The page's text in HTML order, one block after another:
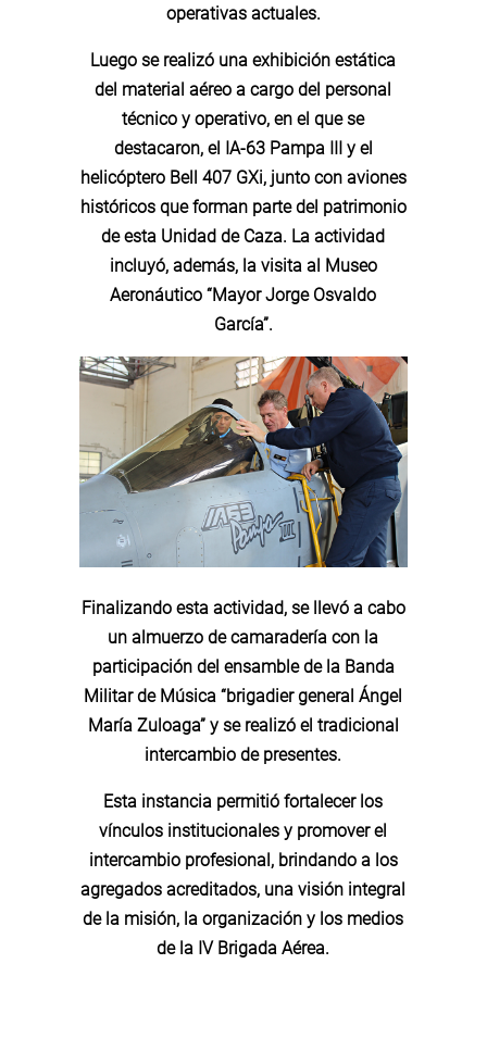
operativas actuales.
Luego se realizó una exhibición estática
del material aéreo a cargo del personal
técnico y operativo, en el que se
destacaron, el IA-63 Pampa III y el
helicóptero Bell 407 GXi, junto con aviones
históricos que forman parte del patrimonio
de esta Unidad de Caza. La actividad
incluyó, además, la visita al Museo
Aeronáutico “Mayor Jorge Osvaldo
García”.
Finalizando esta actividad, se llevó a cabo
un almuerzo de camaradería con la
participación del ensamble de la Banda
Militar de Música “brigadier general Ángel
María Zuloaga” y se realizó el tradicional
intercambio de presentes.
Esta instancia permitió fortalecer los
vínculos institucionales y promover el
intercambio profesional, brindando a los
agregados acreditados, una visión integral
de la misión, la organización y los medios
de la IV Brigada Aérea.